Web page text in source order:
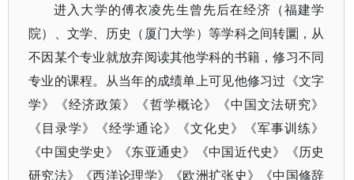
进入大学的傅衣凌先生曾先后在经济（福建学
院）、文学、历史（厦门大学）等学科之间转圜，从
不因某个专业就放弃阅读其他学科的书籍，修习不同
专业的课程。从当年的成绩单上可见他修习过《文字
学》《经济政策》《哲学概论》《中国文法研究》
《目录学》《经学通论》《文化史》《军事训练》
《中国史学史》《东亚通史》《中国近代史》《历史
研究法》《西洋论理学》《欧洲扩张史》《中国修辞